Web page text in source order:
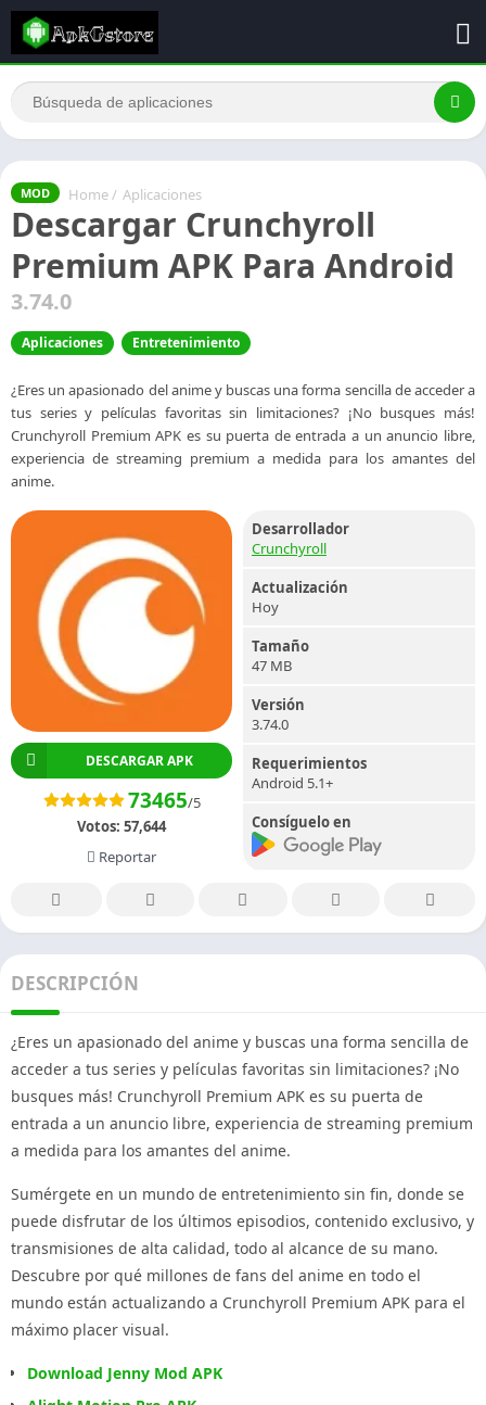
MOD Home / Aplicaciones
Descargar Crunchyroll
Premium APK Para Android
3.74.0
Aplicaciones Entretenimiento
¿Eres un apasionado del anime y buscas una forma sencilla de acceder a
tus series y películas favoritas sin limitaciones? ¡No busques más!
Crunchyroll Premium APK es su puerta de entrada a un anuncio libre,
experiencia de streaming premium a medida para los amantes del
anime.
DESCARGAR APK
73465/5
Votos: 57,644
Reportar
Desarrollador
Crunchyroll
Actualización
Hoy
Tamaño
47 MB
Versión
3.74.0
Requerimientos
Android 5.1+
Consíguelo en
DESCRIPCIÓN
¿Eres un apasionado del anime y buscas una forma sencilla de
acceder a tus series y películas favoritas sin limitaciones? ¡No
busques más! Crunchyroll Premium APK es su puerta de
entrada a un anuncio libre, experiencia de streaming premium
a medida para los amantes del anime.
Sumérgete en un mundo de entretenimiento sin fin, donde se
puede disfrutar de los últimos episodios, contenido exclusivo, y
transmisiones de alta calidad, todo al alcance de su mano.
Descubre por qué millones de fans del anime en todo el
mundo están actualizando a Crunchyroll Premium APK para el
máximo placer visual.
Download Jenny Mod APK